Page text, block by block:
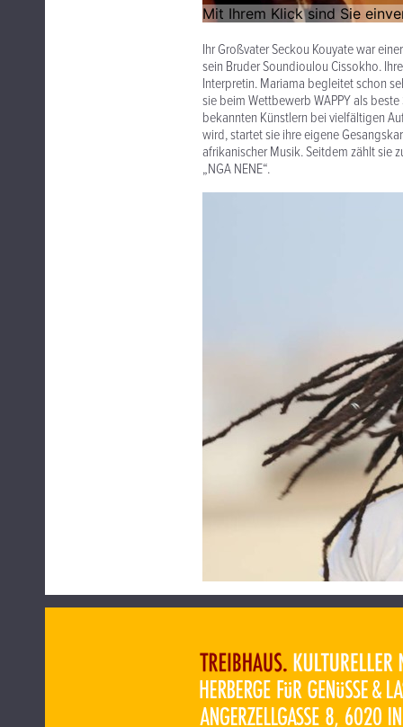
Ihr Großvater Seckou Kouyate war
sein Bruder Soundioulou Cissokho.
Interpretin. Mariama begleitet schon
sie beim Wettbewerb WAPPY als
bekannten Künstlern bei vielfältigen
wird, startet sie ihre eigene
afrikanischer Musik. Seitdem zählt sie
„NGA NENE“.